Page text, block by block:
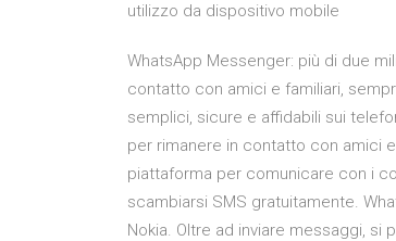
utilizzo da dispositivo mobile
WhatsApp Messenger: più di due
contatto con amici e familiari,
semplici, sicure e affidabili sui
per rimanere in contatto con amici
piattaforma per comunicare con i
scambiarsi SMS gratuitamente.
Nokia. Oltre ad inviare messaggi,